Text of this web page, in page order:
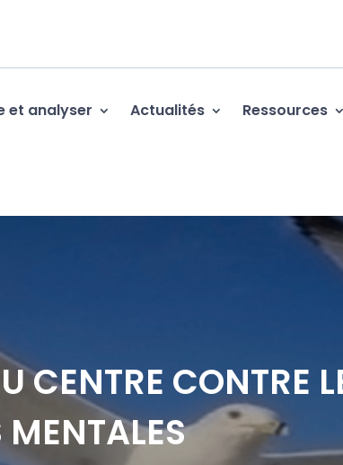
et analyser Actualités Ressources
CENTRE CONTRE